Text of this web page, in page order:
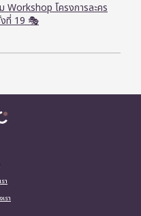
Workshop โครงการละคร
งที่ 19 🎭
า
รา